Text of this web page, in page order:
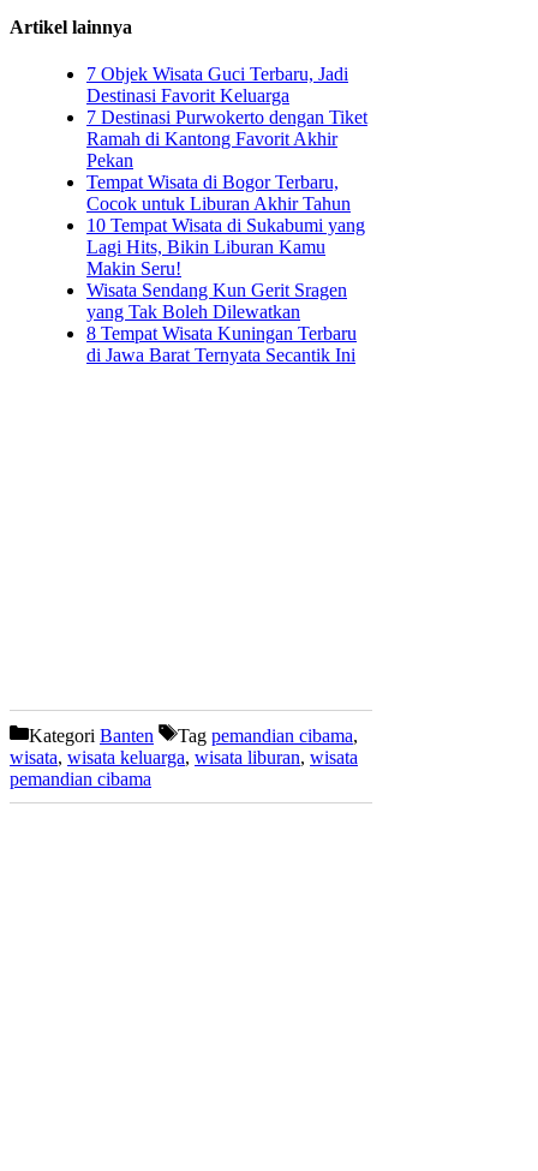
Artikel lainnya
7 Objek Wisata Guci Terbaru, Jadi
Destinasi Favorit Keluarga
7 Destinasi Purwokerto dengan Tiket
Ramah di Kantong Favorit Akhir
Pekan
Tempat Wisata di Bogor Terbaru,
Cocok untuk Liburan Akhir Tahun
10 Tempat Wisata di Sukabumi yang
Lagi Hits, Bikin Liburan Kamu
Makin Seru!
Wisata Sendang Kun Gerit Sragen
yang Tak Boleh Dilewatkan
8 Tempat Wisata Kuningan Terbaru
di Jawa Barat Ternyata Secantik Ini
Kategori Banten Tag pemandian cibama,
wisata, wisata keluarga, wisata liburan, wisata
pemandian cibama